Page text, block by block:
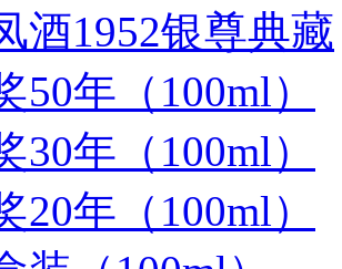
酒1952银尊典藏
50年（100ml）
30年（100ml）
20年（100ml）